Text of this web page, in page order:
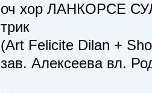
оч хор ЛАНКОРСЕ
трик
(Art Felicite Dilan +
зав. Алексеева вл.